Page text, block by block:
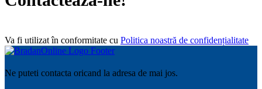
Va fi utilizat în conformitate cu Politica noastră de confidențialitate
Ne puteti contacta oricand la adresa de mai jos.